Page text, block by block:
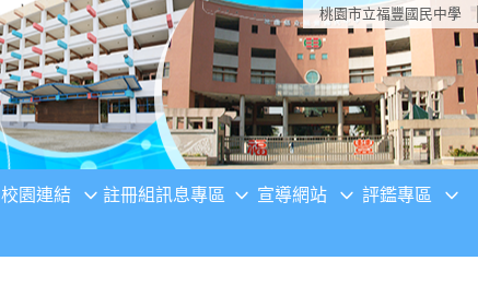
桃園市立福豐國民中學
校園連結 註冊組訊息專區 宣導網站 評鑑專區